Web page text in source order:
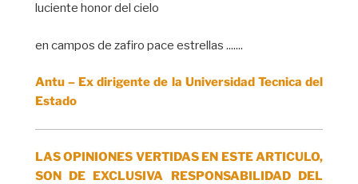
luciente honor del cielo
en campos de zafiro pace estrellas .......
Antu – Ex dirigente de la Universidad Tecnica del
Estado
LAS OPINIONES VERTIDAS EN ESTE ARTICULO,
SON DE EXCLUSIVA RESPONSABILIDAD DEL